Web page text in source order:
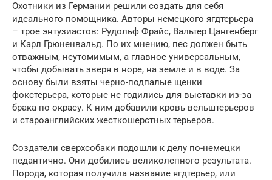
Охотники из Германии решили создать для себя
идеального помощника. Авторы немецкого ягдтерьера
– трое энтузиастов: Рудольф Фрайс, Вальтер Цангенберг
и Карл Грюненвальд. По их мнению, пес должен быть
отважным, неутомимым, а главное универсальным,
чтобы добывать зверя в норе, на земле и в воде. За
основу были взяты черно-подпалые щенки
фокстерьера, которые не годились для выставки из-за
брака по окрасу. К ним добавили кровь вельштерьеров
и староанглийских жесткошерстных терьеров.
Создатели сверхсобаки подошли к делу по-немецки
педантично. Они добились великолепного результата.
Порода, которая получила название ягдтерьер, или